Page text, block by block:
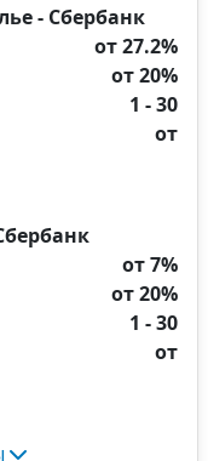
- Сбербанк
от 27.2%
от 20%
1 - 30
от
от 7%
от 20%
1 - 30
от